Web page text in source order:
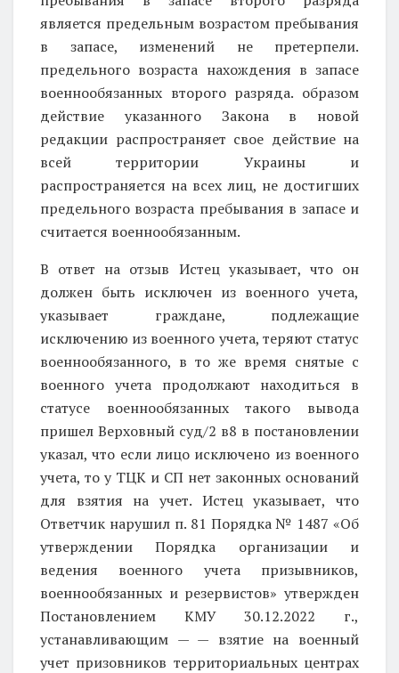
является предельным возрастом пребывания
в запасе, изменений не претерпели.
предельного возраста нахождения в запасе
военнообязанных второго разряда. образом
действие указанного Закона в новой
редакции распространяет свое действие на
всей территории Украины и
распространяется на всех лиц, не достигших
предельного возраста пребывания в запасе и
считается военнообязанным.
В ответ на отзыв Истец указывает, что он
должен быть исключен из военного учета,
указывает граждане, подлежащие
исключению из военного учета, теряют статус
военнообязанного, в то же время снятые с
военного учета продолжают находиться в
статусе военнообязанных такого вывода
пришел Верховный суд/2 в8 в постановлении
указал, что если лицо исключено из военного
учета, то у ТЦК и СП нет законных оснований
для взятия на учет. Истец указывает, что
Ответчик нарушил п. 81 Порядка № 1487 «Об
утверждении Порядка организации и
ведения военного учета призывников,
военнообязанных и резервистов» утвержден
Постановлением КМУ 30.12.2022 г.,
устанавливающим — — взятие на военный
учет призовников территориальных центрах